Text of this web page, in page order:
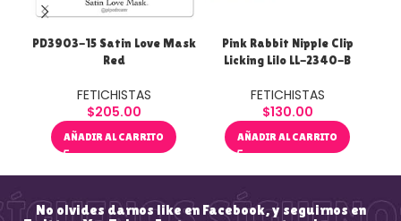
PD3903-15 Satin Love Mask
Red
FETICHISTAS
$205.00
AÑADIR AL CARRITO
Pink Rabbit Nipple Clip
Licking Lilo LL-2340-B
FETICHISTAS
$130.00
AÑADIR AL CARRITO
No olvides darnos like en Facebook, y seguirnos en